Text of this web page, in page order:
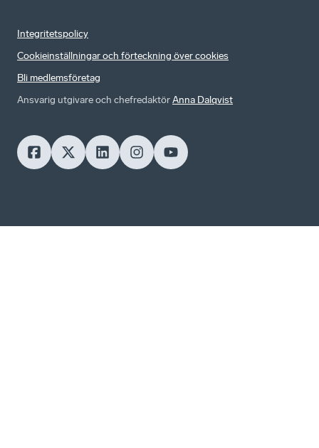
Integritetspolicy
Cookieinställningar och förteckning över cookies
Bli medlemsföretag
Ansvarig utgivare och chefredaktörAnna Dalqvist